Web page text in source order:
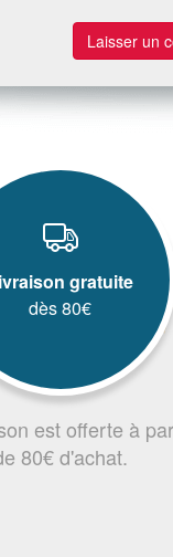
Laisser un
gratuite
dès 80€
est offerte à
80€ d'achat.